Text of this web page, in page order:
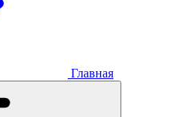
Главная